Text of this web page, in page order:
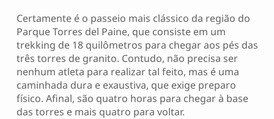
Certamente é o passeio mais clássico da região do
Parque Torres del Paine, que consiste em um
trekking de 18 quilômetros para chegar aos pés das
três torres de granito. Contudo, não precisa ser
nenhum atleta para realizar tal feito, mas é uma
caminhada dura e exaustiva, que exige preparo
físico. Afinal, são quatro horas para chegar à base
das torres e mais quatro para voltar.